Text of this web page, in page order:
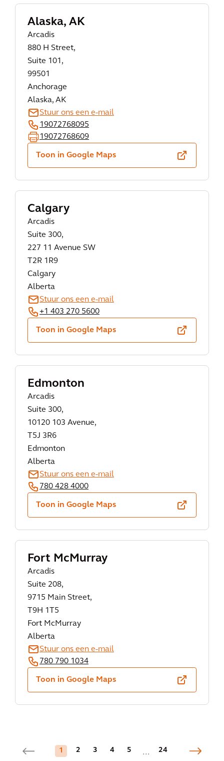
Alaska, AK
Arcadis
880 H Street,
Suite 101,
99501
Anchorage
Alaska, AK
Stuur ons een e-mail
19072768095
19072768609
Toon in Google Maps
Calgary
Arcadis
Suite 300,
227 11 Avenue SW
T2R 1R9
Calgary
Alberta
Stuur ons een e-mail
+1 403 270 5600
Toon in Google Maps
Edmonton
Arcadis
Suite 300,
10120 103 Avenue,
T5J 3R6
Edmonton
Alberta
Stuur ons een e-mail
780 428 4000
Toon in Google Maps
Fort McMurray
Arcadis
Suite 208,
9715 Main Street,
T9H 1T5
Fort McMurray
Alberta
Stuur ons een e-mail
780 790 1034
Toon in Google Maps
1 2 3 4 5 ... 24